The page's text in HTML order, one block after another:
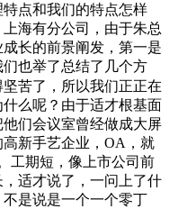
点和我们的特点怎样
海有分公司，由于朱总
长的前景阐发，第一是
也举了总结了几个方
苦了，所以我们正正在
么呢？由于适才根基面
们会议室曾经做成大屏
新手艺企业，OA，就
工期短，像上市公司前
适才说了，一问上了什
是说是一个一个零丁